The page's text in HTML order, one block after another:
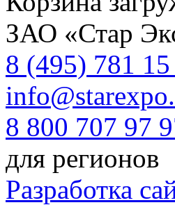
ЗАО «Стар
8 (495) 781
8 800 707 97
для регионов
Разработка